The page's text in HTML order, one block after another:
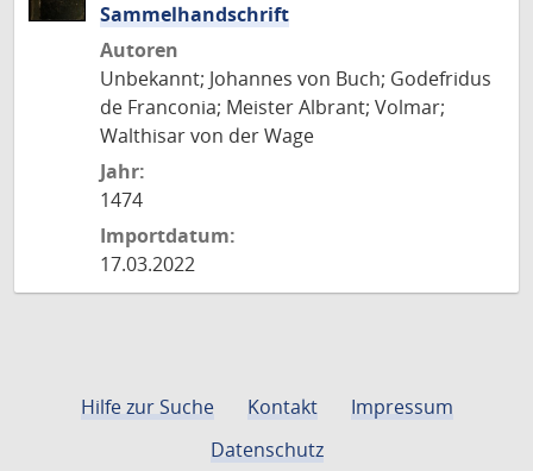
Sammelhandschrift
Autoren
Unbekannt; Johannes von Buch; Godefridus
de Franconia; Meister Albrant; Volmar;
Walthisar von der Wage
Jahr:
1474
Importdatum:
17.03.2022
Hilfe zur Suche Kontakt
Impressum
Datenschutz